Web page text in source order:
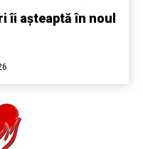
îi așteaptă în noul